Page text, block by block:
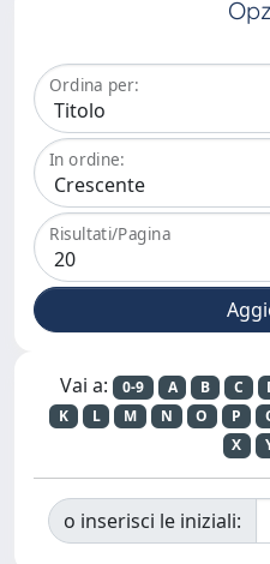
Ordina per:
In ordine:
Risultati/Pagina
Vai a: 0-9 A B C
K
L M N O P
X
o inserisci le iniziali: